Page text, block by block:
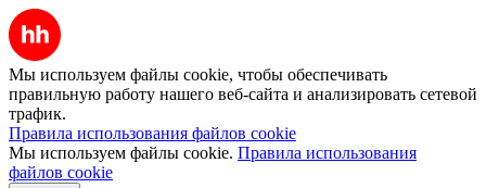
Мы используем файлы cookie, чтобы обеспечивать
правильную работу нашего веб-сайта и анализировать сетевой
трафик.
Правила использования файлов cookie
Мы используем файлы cookie. Правила использования
файлов cookie